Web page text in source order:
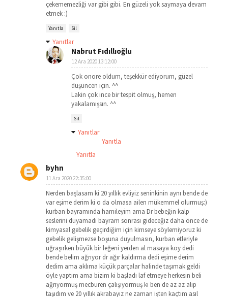
çekememezliği var gibi gibi. En güzeli yok saymaya devam
etmek :)
Yanıtla Sil
Yanıtlar
Nabrut Fıdıllıoğlu
12 Ara 2020 13:12:00
Çok onore oldum, teşekkür ediyorum, güzel
düşüncen için. ^^
Lakin çok ince bir tespit olmuş, hemen
yakalamışsın. ^^
Sil
Yanıtlar
Yanıtla
Yanıtla
byhn
11 Ara 2020 22:35:00
Nerden başlasam ki 20 yıllık evliyiz seninkinin aynı bende de
var eşime derim ki o da olmasa ailen mükemmel olurmuş:)
kurban bayramında hamileyim ama Dr bebeğin kalp
seslerini duyamadı bayram sonrası gideceğiz daha önce de
kimyasal gebelik geçirdiğim için kimseye söylemiyoruz ki
gebelik gelişmezse boşuna duyulmasın, kurban etleriyle
uğraşırken büyük bir leğeni yerden al masaya koy dedi
bende belim ağrıyor dr ağır kaldırma dedi eşime derim
dedim ama aklıma küçük parçalar halinde taşımak geldi
öyle yaptım ama bizim ki başladı laf etmeye herkesin beli
ağrıyormuş mecburen çalışıyormuş ki ben de az az alıp
taşıdım ve 20 yıllık akrabayız ne zaman işten kaçtım asıl